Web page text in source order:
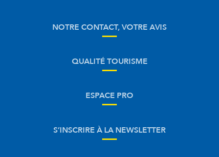
NOTRE CONTACT, VOTRE AVIS
QUALITÉ TOURISME
ESPACE PRO
S’INSCRIRE À LA NEWSLETTER